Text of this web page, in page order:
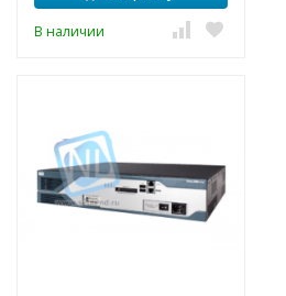
В наличии